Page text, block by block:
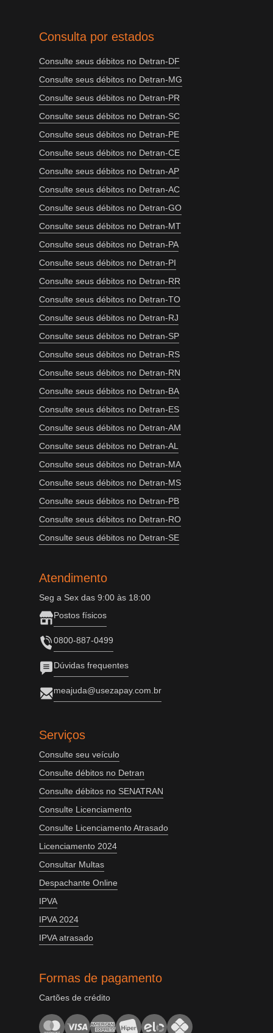
Consulta por estados
Consulte seus débitos no Detran-DF
Consulte seus débitos no Detran-MG
Consulte seus débitos no Detran-PR
Consulte seus débitos no Detran-SC
Consulte seus débitos no Detran-PE
Consulte seus débitos no Detran-CE
Consulte seus débitos no Detran-AP
Consulte seus débitos no Detran-AC
Consulte seus débitos no Detran-GO
Consulte seus débitos no Detran-MT
Consulte seus débitos no Detran-PA
Consulte seus débitos no Detran-PI
Consulte seus débitos no Detran-RR
Consulte seus débitos no Detran-TO
Consulte seus débitos no Detran-RJ
Consulte seus débitos no Detran-SP
Consulte seus débitos no Detran-RS
Consulte seus débitos no Detran-RN
Consulte seus débitos no Detran-BA
Consulte seus débitos no Detran-ES
Consulte seus débitos no Detran-AM
Consulte seus débitos no Detran-AL
Consulte seus débitos no Detran-MA
Consulte seus débitos no Detran-MS
Consulte seus débitos no Detran-PB
Consulte seus débitos no Detran-RO
Consulte seus débitos no Detran-SE
Atendimento
Seg a Sex das 9:00 às 18:00
Postos físicos
0800-887-0499
Dúvidas frequentes
meajuda@usezapay.com.br
Serviços
Consulte seu veículo
Consulte débitos no Detran
Consulte débitos no SENATRAN
Consulte Licenciamento
Consulte Licenciamento Atrasado
Licenciamento 2024
Consultar Multas
Despachante Online
IPVA
IPVA 2024
IPVA atrasado
Formas de pagamento
Cartões de crédito